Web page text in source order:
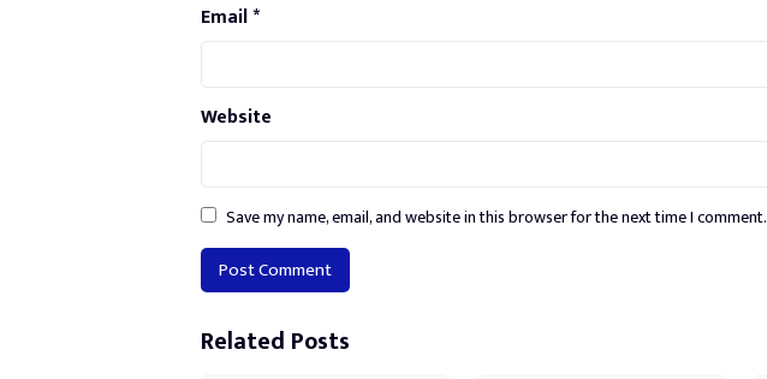
Email*
Website
Save my name, email, and website in this browser for the next time I comment.
Alternative:
Related Posts